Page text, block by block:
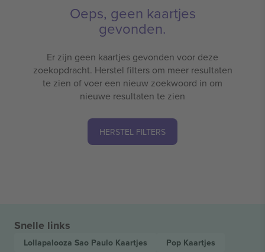
Oeps, geen kaartjes
gevonden.
Er zijn geen kaartjes gevonden voor deze
zoekopdracht. Herstel filters om meer resultaten
te zien of voer een nieuw zoekwoord in om
nieuwe resultaten te zien
HERSTEL FILTERS
Snelle links
Lollapalooza Sao Paulo Kaartjes Pop Kaartjes